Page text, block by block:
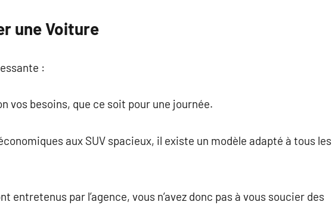
une Voiture
:
vos besoins, que ce soit pour une journée.
aux SUV spacieux, il existe un modèle adapté à tous les
entretenus par l’agence, vous n’avez donc pas à vous soucier des